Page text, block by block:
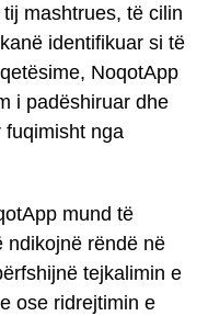
mashtrues, të cilin
identifikuar si të
NoqotApp
i padëshiruar dhe
fuqimisht nga
mund të
ndikojnë rëndë në
tejkalimin e
ose ridrejtimin e